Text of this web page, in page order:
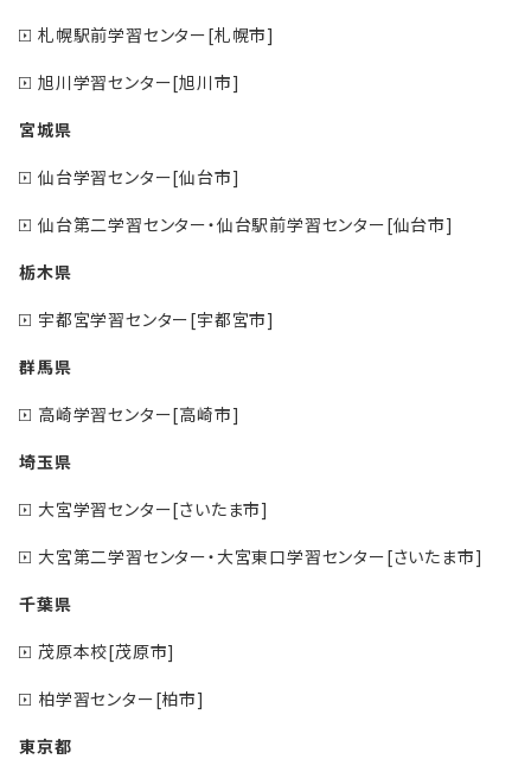
札幌駅前学習センター[札幌市]
旭川学習センター[旭川市]
宮城県
仙台学習センター[仙台市]
仙台第二学習センター・仙台駅前学習センター[仙台市]
栃木県
宇都宮学習センター[宇都宮市]
群馬県
高崎学習センター[高崎市]
埼玉県
大宮学習センター[さいたま市]
大宮第二学習センター・大宮東口学習センター[さいたま市]
千葉県
茂原本校[茂原市]
柏学習センター[柏市]
東京都